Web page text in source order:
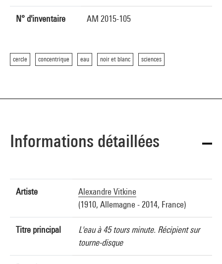
N° d'inventaire AM 2015-105
cercle concentrique eau noir et blanc sciences
Informations détaillées
Artiste
Alexandre Vitkine
(1910, Allemagne - 2014, France)
Titre principal
L'eau à 45 tours minute. Récipient sur
tourne-disque